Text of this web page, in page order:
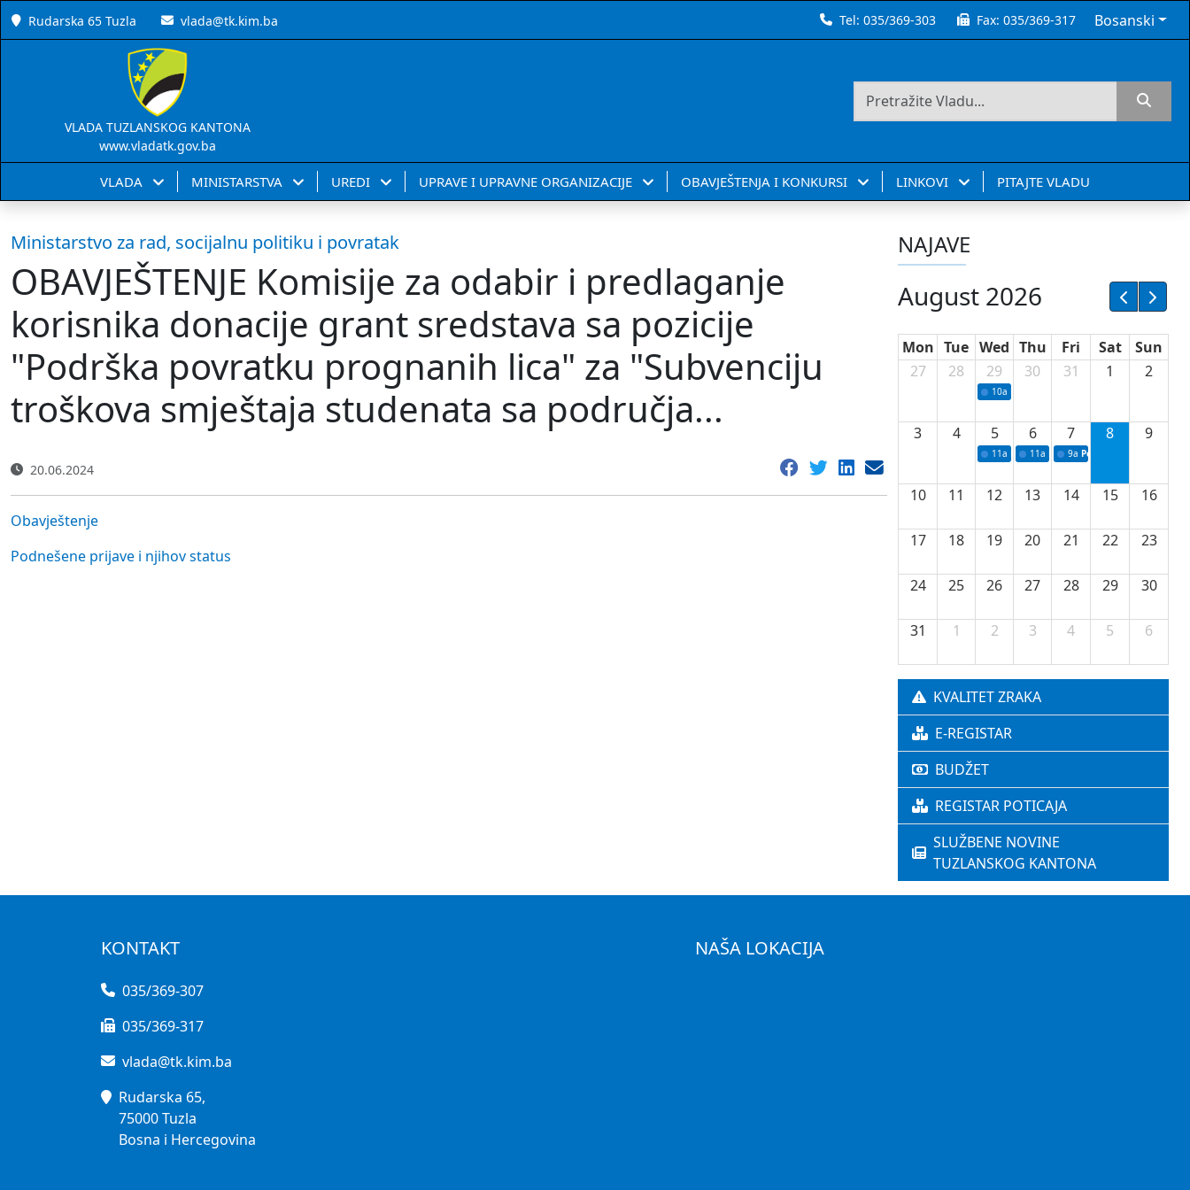
Rudarska 65 Tuzla vlada@tk.kim.ba Tel:035/369-303 Fax:035/369-317 Bosanski
VLADA TUZLANSKOG KANTONA
www.vladatk.gov.ba
VLADA MINISTARSTVA UREDI UPRAVE I UPRAVNE ORGANIZACIJE OBAVJEŠTENJA I KONKURSI LINKOVI PITAJTE VLADU
Ministarstvo za rad, socijalnu politiku i povratak
OBAVJEŠTENJE Komisije za odabir i predlaganje
korisnika donacije grant sredstava sa pozicije
"Podrška povratku prognanih lica" za "Subvenciju
troškova smještaja studenata sa područja...
20.06.2024
Obavještenje
Podnešene prijave i njihov status
NAJAVE
August 2026
Mon Tue Wed Thu Fri Sat
Sun
27
28 29
10a Potpisivanje ugovora sa neprofitnim
30 31 1 2
3 4 5
11a Potpisivanje ugovora o stipendijama
6
11a Podrška razvoju vodne
7
9a Početak izgradnje nove
8 9
10 11 12 13 14 15 16
17 18 19 20 21 22 23
24 25 26 27 28 29 30
31 1 2 3 4 5 6
KVALITET ZRAKA
E-REGISTAR
BUDŽET
REGISTAR POTICAJA
SLUŽBENE NOVINE
TUZLANSKOG KANTONA
KONTAKT
035/369-307
035/369-317
vlada@tk.kim.ba
Rudarska 65,
75000 Tuzla
Bosna i Hercegovina
NAŠA LOKACIJA